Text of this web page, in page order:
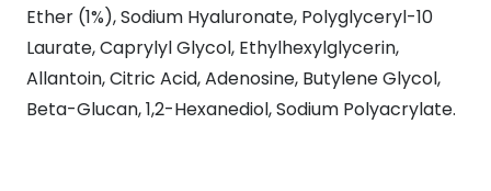
Ether (1%), Sodium Hyaluronate, Polyglyceryl-10
Laurate, Caprylyl Glycol, Ethylhexylglycerin,
Allantoin, Citric Acid, Adenosine, Butylene Glycol,
Beta-Glucan, 1,2-Hexanediol, Sodium Polyacrylate.